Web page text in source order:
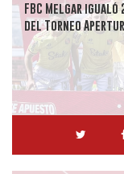
FBC Melgar
del Torneo